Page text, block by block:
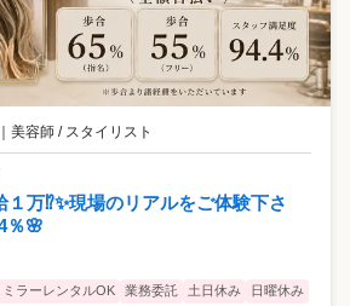
・70歳超のスタッフも在籍 ⭐ 8.研修セ
援 ・西千葉に研修センター完備 ・研修中も給
・ウィッグ無料・道具代も毎月補助 ・カット
サポートで安心 ・社保手
献や楽しいイベントも
｜ 美容師 / スタイリスト
１万⁉✨現場のリアルをご体験下さ
％🌸
ラーレンタルOK 業務委託 土日休み
日曜休み